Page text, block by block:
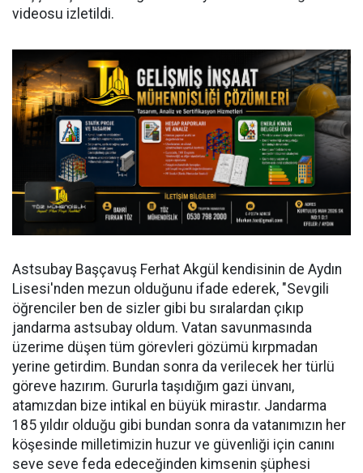
videosu izletildi.
Astsubay Başçavuş Ferhat Akgül kendisinin de Aydın
Lisesi'nden mezun olduğunu ifade ederek, "Sevgili
öğrenciler ben de sizler gibi bu sıralardan çıkıp
jandarma astsubay oldum. Vatan savunmasında
üzerime düşen tüm görevleri gözümü kırpmadan
yerine getirdim. Bundan sonra da verilecek her türlü
göreve hazırım. Gururla taşıdığım gazi ünvanı,
atamızdan bize intikal en büyük mirastır. Jandarma
185 yıldır olduğu gibi bundan sonra da vatanımızın her
köşesinde milletimizin huzur ve güvenliği için canını
seve seve feda edeceğinden kimsenin şüphesi